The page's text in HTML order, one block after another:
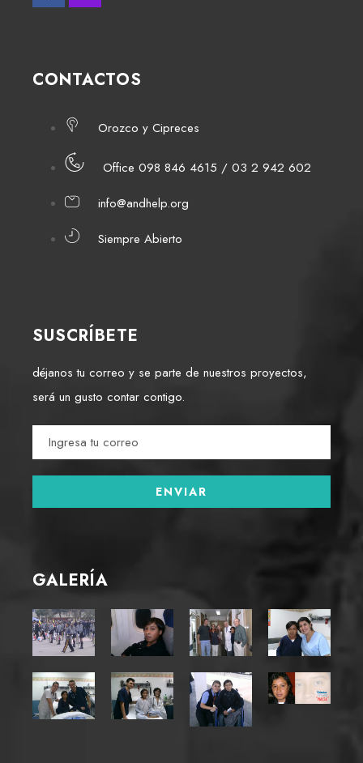
CONTACTOS
Orozco y Cipreces
Office 098 846 4615 / 03 2 942 602
info@andhelp.org
Siempre Abierto
SUSCRÍBETE
déjanos tu correo y se parte de nuestros proyectos,
será un gusto contar contigo.
GALERÍA